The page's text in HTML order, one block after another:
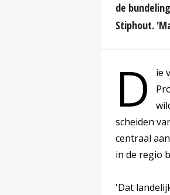
de
Stiphout.
D
ie
scheiden
centraal
in de regio
'Dat